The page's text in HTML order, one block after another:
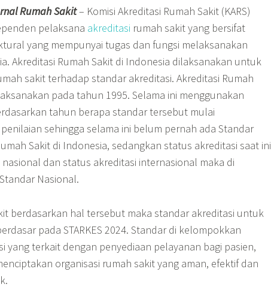
Rumah Sakit– Komisi Akreditasi Rumah Sakit (KARS)
pelaksana akreditasi rumah sakit yang bersifat
yang mempunyai tugas dan fungsi melaksanakan
Akreditasi Rumah Sakit di Indonesia dilaksanakan untuk
sakit terhadap standar akreditasi. Akreditasi Rumah
pada tahun 1995. Selama ini menggunakan
tahun berapa standar tersebut mulai
sehingga selama ini belum pernah ada Standar
Sakit di Indonesia, sedangkan status akreditasi saat ini
dan status akreditasi internasional maka di
Nasional.
berdasarkan hal tersebut maka standar akreditasi untuk
pada STARKES 2024. Standar di kelompokkan
yang terkait dengan penyediaan pelayanan bagi pasien,
organisasi rumah sakit yang aman, efektif dan